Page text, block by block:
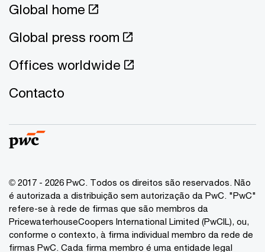
Global home
Global press room
Offices worldwide
Contacto
© 2017 - 2026 PwC. Todos os direitos são reservados. Não
é autorizada a distribuição sem autorização da PwC. "PwC"
refere-se à rede de firmas que são membros da
PricewaterhouseCoopers International Limited (PwCIL), ou,
conforme o contexto, à firma individual membro da rede de
firmas PwC. Cada firma membro é uma entidade legal